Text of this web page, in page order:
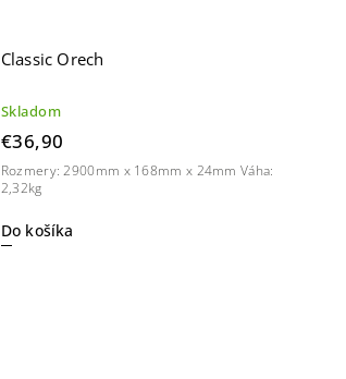
Classic Orech
Skladom
€36,90
Do košíka
Rozmery: 2900mm x 168mm x 24mm Váha:
2,32kg